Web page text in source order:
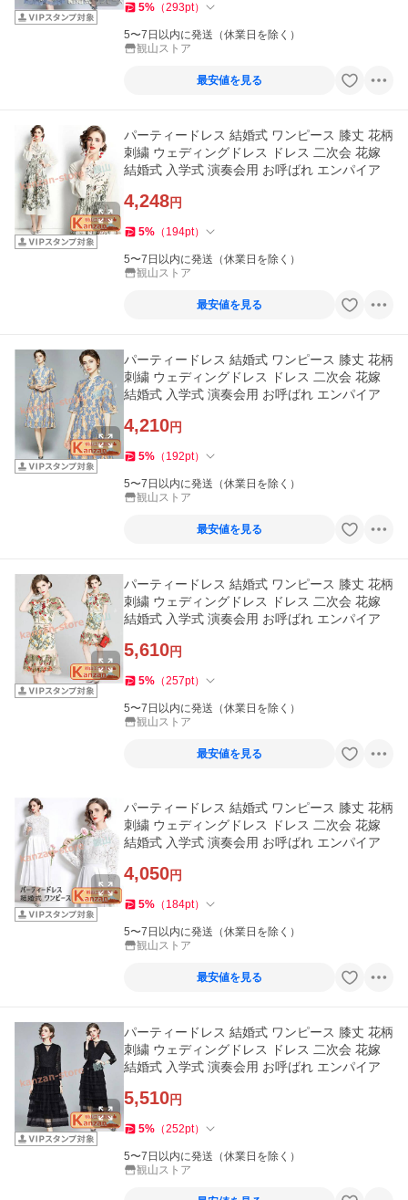
5% （293pt）
5〜7日以内に発送（休業日を除く）
観山ストア
最安値を見る
パーティードレス 結婚式 ワンピース 膝丈 花柄
刺繍 ウェディングドレス ドレス 二次会 花嫁
結婚式 入学式 演奏会用 お呼ばれ エンパイア
4,248円
5% （ 194pt）
5〜7日以内に発送（休業日を除く）
観山ストア
最安値を見る
パーティードレス 結婚式 ワンピース 膝丈 花柄
刺繍 ウェディングドレス ドレス 二次会 花嫁
結婚式 入学式 演奏会用 お呼ばれ エンパイア
4,210円
5% （ 192pt）
5〜7日以内に発送（休業日を除く）
観山ストア
最安値を見る
パーティードレス 結婚式 ワンピース 膝丈 花柄
刺繍 ウェディングドレス ドレス 二次会 花嫁
結婚式 入学式 演奏会用 お呼ばれ エンパイア
5,610円
5% （257pt）
5〜7日以内に発送（休業日を除く）
観山ストア
最安値を見る
パーティードレス 結婚式 ワンピース 膝丈 花柄
刺繍 ウェディングドレス ドレス 二次会 花嫁
結婚式 入学式 演奏会用 お呼ばれ エンパイア
4,050円
5% （ 184pt）
5〜7日以内に発送（休業日を除く）
観山ストア
最安値を見る
パーティードレス 結婚式 ワンピース 膝丈 花柄
刺繍 ウェディングドレス ドレス 二次会 花嫁
結婚式 入学式 演奏会用 お呼ばれ エンパイア
5,510円
5% （252pt）
5〜7日以内に発送（休業日を除く）
観山ストア